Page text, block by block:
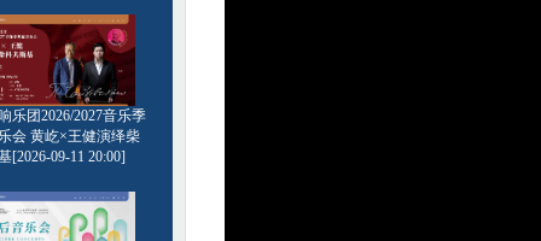
乐团2026/2027音乐季
会 黄屹×王健演绎柴
[2026-09-11 20:00]